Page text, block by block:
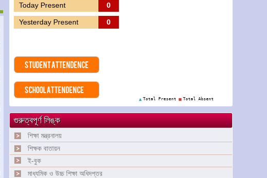
Today Present 0
Yesterday Present 0
Student Attendence
School Attendence
গুরুত্বপূর্ণ লিঙ্ক
শিক্ষা মন্ত্রনালয়
শিক্ষক বাতায়ন
ই-বুক
মাধ্যমিক ও উচ্চ শিক্ষা অধিদপ্তর